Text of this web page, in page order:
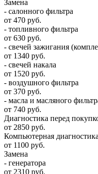
Замена
- салонного фильтра
от 470 руб.
- топливного фильтра
от 630 руб.
- свечей зажигания
от 1340 руб.
- свечей накала
от 1520 руб.
- воздушного фильтра
от 370 руб.
- масла и масляного
от 740 руб.
Диагностика перед
от 2850 руб.
Компьютерная диагностика
от 1100 руб.
Замена
- генератора
от 2310 руб.